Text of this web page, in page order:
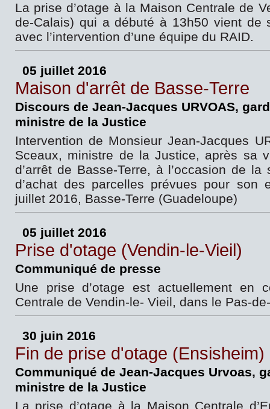
La prise d’otage à la Maison Centrale de
de-Calais) qui a débuté à 13h50 vient de
avec l’intervention d’une équipe du RAID.
05 juillet 2016
Maison d'arrêt de Basse-Terre
Discours de Jean-Jacques URVOAS,
ministre de la Justice
Intervention de Monsieur Jean-Jacques
Sceaux, ministre de la Justice, après sa
d’arrêt de Basse-Terre, à l’occasion de la
d’achat des parcelles prévues pour son
juillet 2016, Basse-Terre (Guadeloupe)
05 juillet 2016
Prise d'otage (Vendin-le-Vieil)
Communiqué de presse
Une prise d’otage est actuellement en
Centrale de Vendin-le- Vieil, dans le Pas-
30 juin 2016
Fin de prise d'otage (Ensisheim)
Communiqué de Jean-Jacques Urvoas,
ministre de la Justice
La prise d’otage à la Maison Centrale